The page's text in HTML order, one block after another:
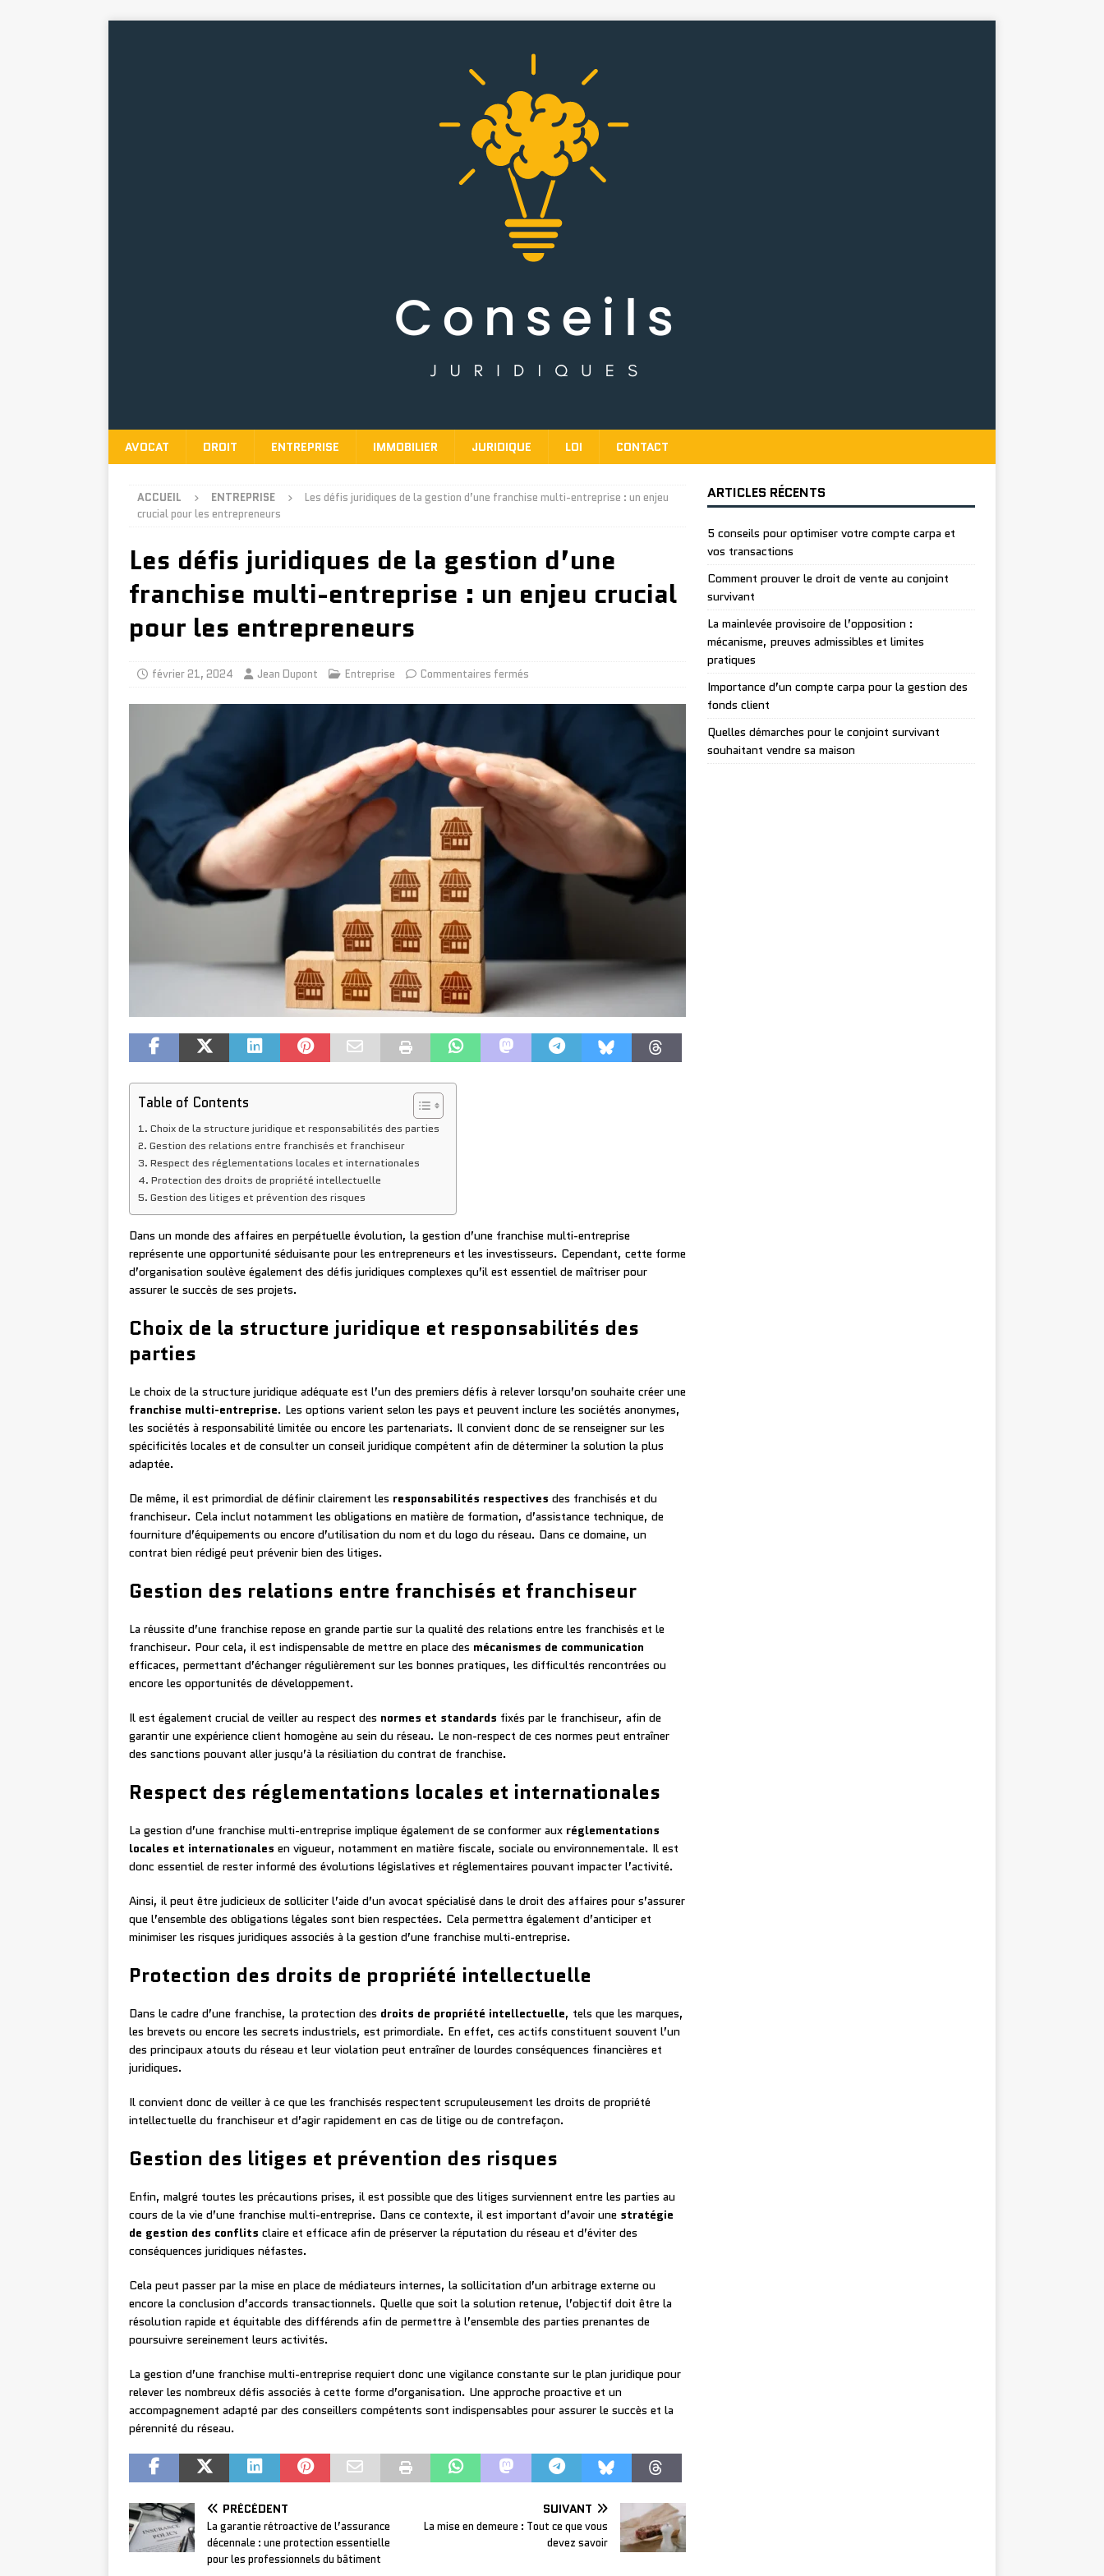
AVOCAT DROIT ENTREPRISE IMMOBILIER JURIDIQUE LOI CONTACT
ACCUEIL ENTREPRISE
Les défis juridiques de la gestion d’une franchise multi-entreprise : un enjeu
crucial pour les entrepreneurs
Les défis juridiques de la gestion d’une
franchise multi-entreprise : un enjeu crucial
pour les entrepreneurs
février 21, 2024 Jean Dupont Entreprise Commentaires fermés
Table of Contents
Choix de la structure juridique et responsabilités des parties
Gestion des relations entre franchisés et franchiseur
Respect des réglementations locales et internationales
Protection des droits de propriété intellectuelle
Gestion des litiges et prévention des risques
Dans un monde des affaires en perpétuelle évolution, la gestion d’une franchise multi-entreprise
représente une opportunité séduisante pour les entrepreneurs et les investisseurs. Cependant, cette forme
d’organisation soulève également des défis juridiques complexes qu’il est essentiel de maîtriser pour
assurer le succès de ses projets.
Choix de la structure juridique et responsabilités des
parties
Le choix de la structure juridique adéquate est l’un des premiers défis à relever lorsqu’on souhaite créer une
franchise multi-entreprise. Les options varient selon les pays et peuvent inclure les sociétés anonymes,
les sociétés à responsabilité limitée ou encore les partenariats. Il convient donc de se renseigner sur les
spécificités locales et de consulter un conseil juridique compétent afin de déterminer la solution la plus
adaptée.
De même, il est primordial de définir clairement les responsabilités respectives des franchisés et du
franchiseur. Cela inclut notamment les obligations en matière de formation, d’assistance technique, de
fourniture d’équipements ou encore d’utilisation du nom et du logo du réseau. Dans ce domaine, un
contrat bien rédigé peut prévenir bien des litiges.
Gestion des relations entre franchisés et franchiseur
La réussite d’une franchise repose en grande partie sur la qualité des relations entre les franchisés et le
franchiseur. Pour cela, il est indispensable de mettre en place des mécanismes de communication
efficaces, permettant d’échanger régulièrement sur les bonnes pratiques, les difficultés rencontrées ou
encore les opportunités de développement.
Il est également crucial de veiller au respect des normes et standards fixés par le franchiseur, afin de
garantir une expérience client homogène au sein du réseau. Le non-respect de ces normes peut entraîner
des sanctions pouvant aller jusqu’à la résiliation du contrat de franchise.
Respect des réglementations locales et internationales
La gestion d’une franchise multi-entreprise implique également de se conformer aux réglementations
locales et internationales en vigueur, notamment en matière fiscale, sociale ou environnementale. Il est
donc essentiel de rester informé des évolutions législatives et réglementaires pouvant impacter l’activité.
Ainsi, il peut être judicieux de solliciter l’aide d’un avocat spécialisé dans le droit des affaires pour s’assurer
que l’ensemble des obligations légales sont bien respectées. Cela permettra également d’anticiper et
minimiser les risques juridiques associés à la gestion d’une franchise multi-entreprise.
Protection des droits de propriété intellectuelle
Dans le cadre d’une franchise, la protection des droits de propriété intellectuelle, tels que les marques,
les brevets ou encore les secrets industriels, est primordiale. En effet, ces actifs constituent souvent l’un
des principaux atouts du réseau et leur violation peut entraîner de lourdes conséquences financières et
juridiques.
Il convient donc de veiller à ce que les franchisés respectent scrupuleusement les droits de propriété
intellectuelle du franchiseur et d’agir rapidement en cas de litige ou de contrefaçon.
Gestion des litiges et prévention des risques
Enfin, malgré toutes les précautions prises, il est possible que des litiges surviennent entre les parties au
cours de la vie d’une franchise multi-entreprise. Dans ce contexte, il est important d’avoir une stratégie
de gestion des conflits claire et efficace afin de préserver la réputation du réseau et d’éviter des
conséquences juridiques néfastes.
Cela peut passer par la mise en place de médiateurs internes, la sollicitation d’un arbitrage externe ou
encore la conclusion d’accords transactionnels. Quelle que soit la solution retenue, l’objectif doit être la
résolution rapide et équitable des différends afin de permettre à l’ensemble des parties prenantes de
poursuivre sereinement leurs activités.
La gestion d’une franchise multi-entreprise requiert donc une vigilance constante sur le plan juridique pour
relever les nombreux défis associés à cette forme d’organisation. Une approche proactive et un
accompagnement adapté par des conseillers compétents sont indispensables pour assurer le succès et la
pérennité du réseau.
PRÉCÉDENT
La garantie rétroactive de l’assurance
décennale : une protection essentielle
pour les professionnels du bâtiment
SUIVANT
La mise en demeure : Tout ce que vous
devez savoir
ARTICLES RÉCENTS
5 conseils pour optimiser votre compte carpa et
vos transactions
Comment prouver le droit de vente au conjoint
survivant
La mainlevée provisoire de l’opposition :
mécanisme, preuves admissibles et limites
pratiques
Importance d’un compte carpa pour la gestion des
fonds client
Quelles démarches pour le conjoint survivant
souhaitant vendre sa maison